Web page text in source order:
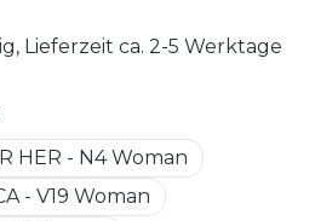
Lieferzeit ca. 2-5 Werktage
auswählen
HER - N4 Woman
- V19 Woman